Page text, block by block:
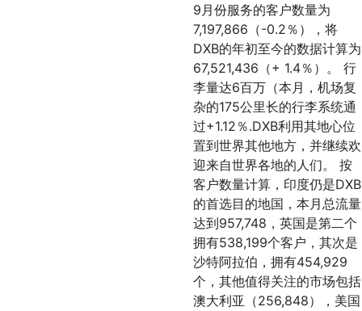
9月份服务的客户数量为
7,197,866（-0.2％），将
DXB的年初至今的数据计算为
67,521,436（+ 1.4％）。 行
李量达6百万（本月，机场复
杂的175公里长的行李系统通
过+1.12％.DXB利用其地心位
置到世界其他地方，并继续欢
迎来自世界各地的人们。 按
客户数量计算，印度仍是DXB
的首选目的地国，本月总流量
达到957,748，英国是第二个
拥有538,199个客户，其次是
沙特阿拉伯，拥有454,929
个，其他值得关注的市场包括
澳大利亚（256,848），美国